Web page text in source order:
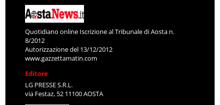
Quotidiano online Iscrizione al Tribunale di Aosta n.
8/2012
Autorizzazione del 13/12/2012
www.gazzettamatin.com
Editore
LG PRESSE S.R.L.
via Festaz, 52 11100 AOSTA